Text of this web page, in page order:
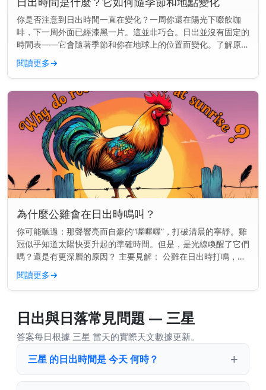
你是否注意到日出時間一直在變化？一周你還在陽光下啜飲咖
啡，下一周外面已經漆黑一片。這並非巧合。日出並沒有固定的
時間表——它會隨著季節和你在地球上的位置而變化。了解原因
可以幫助你更好地規劃早晨的時間，無論你是想趕在天亮時跑
步，還是想準時送孩子...
閱讀更多→
為什麼公雞會在日出時鳴叫？
你可能聽過：那聲響亮而自豪的“喔喔喔”，打破清晨的寧靜。雞
冠似乎知道太陽快要升起的準確時間。但是，是光線喚醒了它們
嗎？還是有更深層的原因？ 主要見解： 公雞在日出時打鳴，是
因為它們的內在生物鐘告訴它們該是時候了——甚至在第一縷光
線出現之前。...
閱讀更多→
日出與日落常見問題 — 三星
答案每日根據 三星 當天的實際天文數據更新。
三星 的日出時間是 今天 何時？